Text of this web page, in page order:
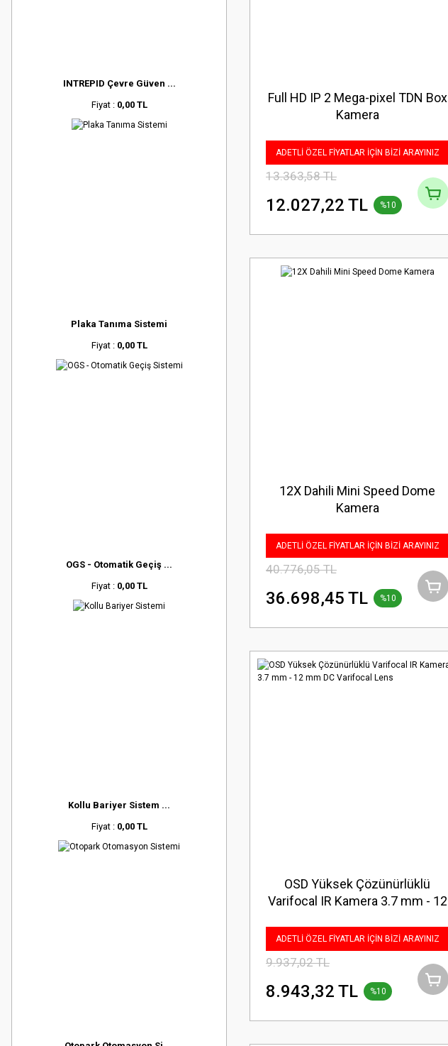
INTREPID Çevre Güven ...
Fiyat : 0,00 TL
Plaka Tanıma Sistemi
Fiyat : 0,00 TL
OGS - Otomatik Geçiş ...
Fiyat : 0,00 TL
Kollu Bariyer Sistem ...
Fiyat : 0,00 TL
Full HD IP 2 Mega-pixel TDN Box
Kamera
ADETLİ ÖZEL FİYATLAR İÇİN BİZİ ARAYINIZ
13.363,58 TL
12.027,22 TL %10
12X Dahili Mini Speed Dome
Kamera
ADETLİ ÖZEL FİYATLAR İÇİN BİZİ ARAYINIZ
40.776,05 TL
36.698,45 TL %10
OSD Yüksek Çözünürlüklü
Varifocal IR Kamera 3.7 mm - 12
ADETLİ ÖZEL FİYATLAR İÇİN BİZİ ARAYINIZ
9.937,02 TL
8.943,32 TL %10